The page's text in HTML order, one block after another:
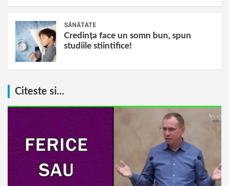
SĂNĂTATE
Credința face un somn bun, spun
studiile stiintifice!
Citeste si...